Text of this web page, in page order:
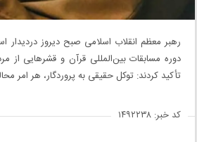
رهبر معظم انقلاب اسلامی صبح دیروز دردیدار
دوره مسابقات بین‌المللی قرآن و قشرهایی از
تأکید کردند: توکل حقیقی به پروردگار، هر امر
کد خبر: ۱۴۹۲۲۳۸